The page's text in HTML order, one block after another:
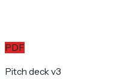
PDF
Pitch deck v3